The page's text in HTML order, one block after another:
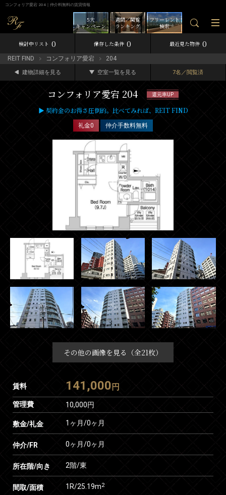
コンフォリア愛宕 204｜仲介料無料の賃貸情報
フリーレント
検索
週間／閲覧
ランキング
5大
キャンペーン
検討中リスト 0 保存した条件 0 最近見た物件 0
REIT FIND コンフォリア愛宕 204
建物詳細を見る 空室一覧を見る 7名／閲覧済
コンフォリア愛宕 204 還元率UP
▶ 契約金のお得さ圧倒的。比べてみれば、REIT FIND
礼金0 仲介手数料無料
その他の画像を見る（全21枚）
賃料 141,000 円
管理費 10,000円
敷金/礼金 1ヶ月/0ヶ月
仲介/FR 0ヶ月/0ヶ月
所在階/向き 2階/東
間取/面積 1R/25.19m2